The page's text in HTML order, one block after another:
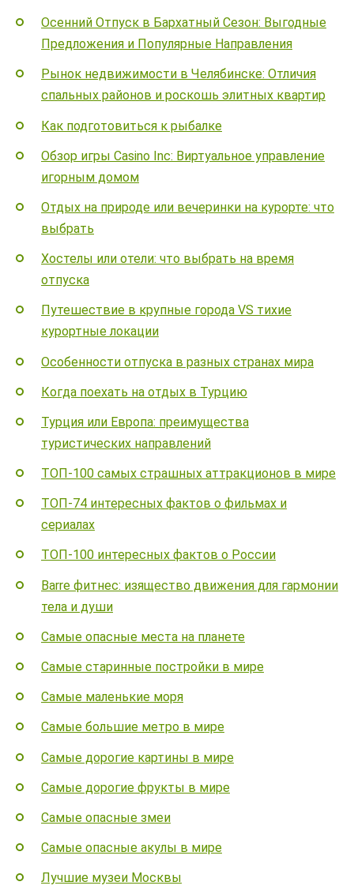
Осенний Отпуск в Бархатный Сезон: Выгодные
Предложения и Популярные Направления
Рынок недвижимости в Челябинске: Отличия
спальных районов и роскошь элитных квартир
Как подготовиться к рыбалке
Обзор игры Casino Inc: Виртуальное управление
игорным домом
Отдых на природе или вечеринки на курорте: что
выбрать
Хостелы или отели: что выбрать на время
отпуска
Путешествие в крупные города VS тихие
курортные локации
Особенности отпуска в разных странах мира
Когда поехать на отдых в Турцию
Турция или Европа: преимущества
туристических направлений
ТОП-100 самых страшных аттракционов в мире
ТОП-74 интересных фактов о фильмах и
сериалах
ТОП-100 интересных фактов о России
Barre фитнес: изящество движения для гармонии
тела и души
Самые опасные места на планете
Самые старинные постройки в мире
Самые маленькие моря
Самые большие метро в мире
Самые дорогие картины в мире
Самые дорогие фрукты в мире
Самые опасные змеи
Самые опасные акулы в мире
Лучшие музеи Москвы